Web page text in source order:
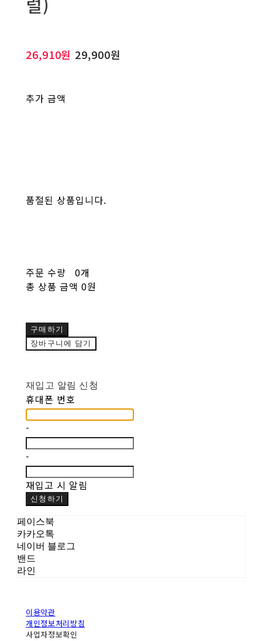
26,910원 29,900원
추가 금액
품절된 상품입니다.
주문 수량
0개
총 상품 금액 0원
구매하기
장바구니에 담기
재입고 알림 신청
휴대폰 번호
-
-
재입고 시 알림
신청하기
페이스북
카카오톡
네이버 블로그
밴드
라인
이용약관
개인정보처리방침
사업자정보확인